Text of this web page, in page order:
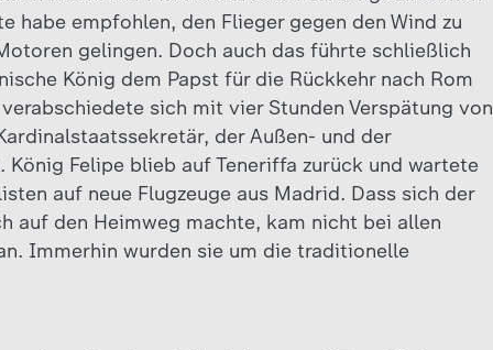
habe empfohlen, den Flieger gegen den Wind zu
gelingen. Doch auch das führte schließlich
König dem Papst für die Rückkehr nach Rom
sich mit vier Stunden Verspätung von
der Außen- und der
Felipe blieb auf Teneriffa zurück und wartete
auf neue Flugzeuge aus Madrid. Dass sich der
auf den Heimweg machte, kam nicht bei allen
Immerhin wurden sie um die traditionelle